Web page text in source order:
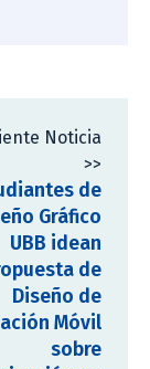
Noticia
>>
de
Gráfico
UBB idean
de
Diseño de
Móvil
sobre